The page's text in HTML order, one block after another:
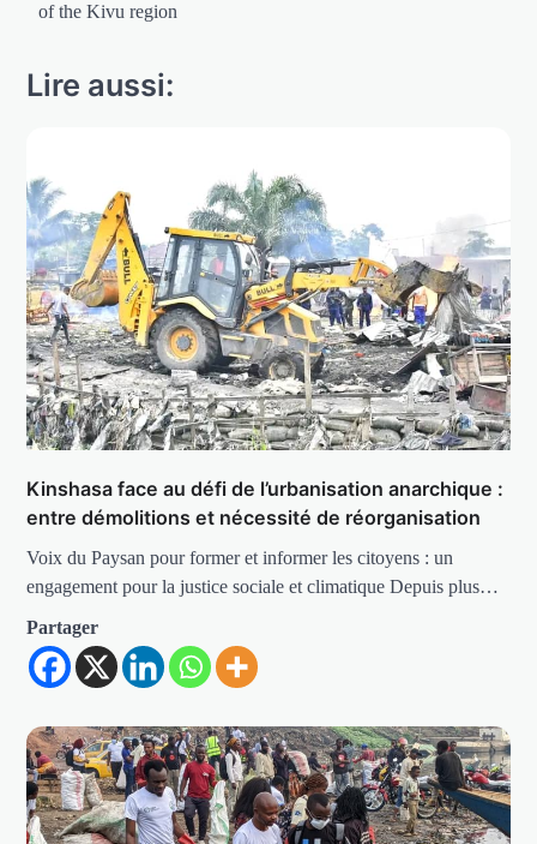
of the Kivu region
Lire aussi:
Kinshasa face au défi de l’urbanisation anarchique :
entre démolitions et nécessité de réorganisation
Voix du Paysan pour former et informer les citoyens : un
engagement pour la justice sociale et climatique Depuis plus…
Partager